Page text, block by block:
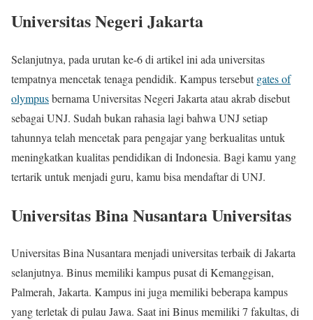
Universitas Negeri Jakarta
Selanjutnya, pada urutan ke-6 di artikel ini ada universitas
tempatnya mencetak tenaga pendidik. Kampus tersebutgates of
olympusbernama Universitas Negeri Jakarta atau akrab disebut
sebagai UNJ. Sudah bukan rahasia lagi bahwa UNJ setiap
tahunnya telah mencetak para pengajar yang berkualitas untuk
meningkatkan kualitas pendidikan di Indonesia. Bagi kamu yang
tertarik untuk menjadi guru, kamu bisa mendaftar di UNJ.
Universitas Bina Nusantara Universitas
Universitas Bina Nusantara menjadi universitas terbaik di Jakarta
selanjutnya. Binus memiliki kampus pusat di Kemanggisan,
Palmerah, Jakarta. Kampus ini juga memiliki beberapa kampus
yang terletak di pulau Jawa. Saat ini Binus memiliki 7 fakultas, di